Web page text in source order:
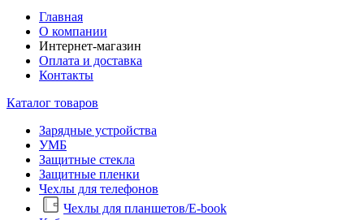
Главная
О компании
Интернет-магазин
Оплата и доставка
Контакты
Каталог товаров
Зарядные устройства
УМБ
Защитные стекла
Защитные пленки
Чехлы для телефонов
Чехлы для планшетов/E-book